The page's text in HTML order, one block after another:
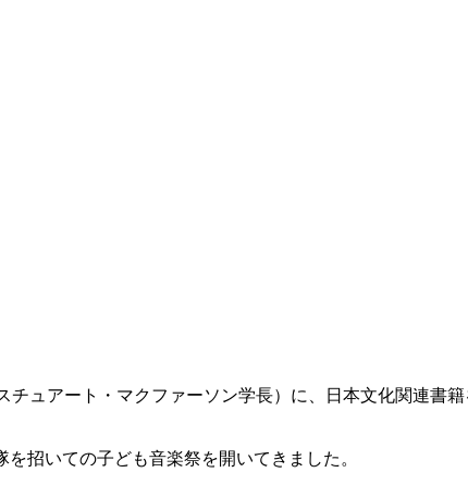
ュアート・マクファーソン学長）に、日本文化関連書
招いての子ども音楽祭を開いてきました。